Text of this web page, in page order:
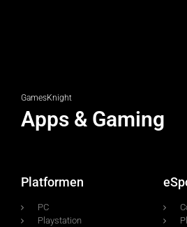
GamesKnight
Apps & Gaming
Platformen
PC
Playstation